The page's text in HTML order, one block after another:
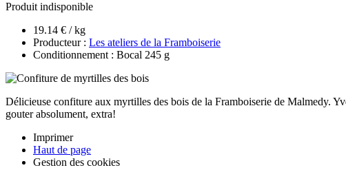
Produit indisponible
19.14 € / kg
Producteur : Les ateliers de la Framboiserie
Conditionnement : Bocal 245 g
Délicieuse confiture aux myrtilles des bois de la Framboiserie de Malmedy.
gouter absolument, extra!
Imprimer
Haut de page
Gestion des cookies